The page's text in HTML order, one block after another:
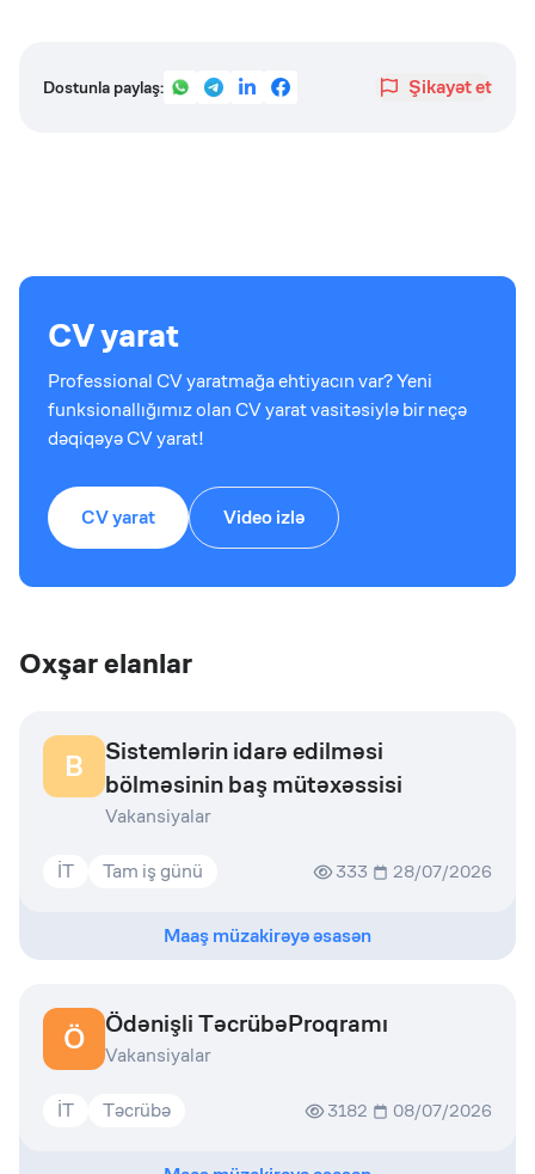
Dostunla paylaş: Şikayət et
CV yarat
Professional CV yaratmağa ehtiyacın var? Yeni
funksionallığımız olan CV yarat vasitəsiylə bir neçə
dəqiqəyə CV yarat!
CV yarat Video izlə
Oxşar elanlar
B
Sistemlərin idarə edilməsi
bölməsinin baş mütəxəssisi
Vakansiyalar
İT Tam iş günü 333 28/07/2026
Maaş müzakirəyə əsasən
Ö Ödənişli TəcrübəProqramı
Vakansiyalar
İT Təcrübə 3182 08/07/2026